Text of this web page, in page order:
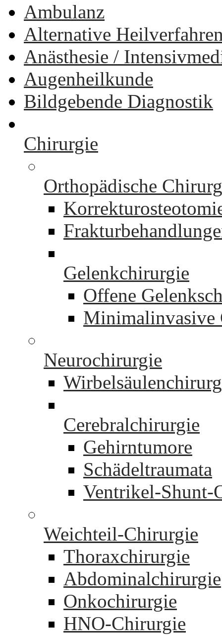
Ambulanz
Alternative
Anästhesie /
Augenheilkunde
Bildgebende Diagnostik
Chirurgie
Orthopädische
Gelenkchirurgie
Offene
Minimalinvasive
Neurochirurgie
Cerebralchirurgie
Gehirntumore
Schädeltraumata
Ventrikel-Shunt-
Weichteil-Chirurgie
Thoraxchirurgie
Abdominalchirurgie
Onkochirurgie
HNO-Chirurgie